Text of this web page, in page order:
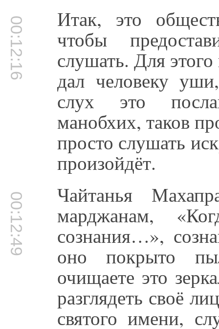
00:12:16 Итак, это
чтобы
слушать. Для этого
дал человеку
слух это
манобхих, таков
просто слушать
произойдёт.
00:12:49 Чайтанья
марджанам,
сознания…»,
оно покрыто
очищаете это
разглядеть своё
святого имени,